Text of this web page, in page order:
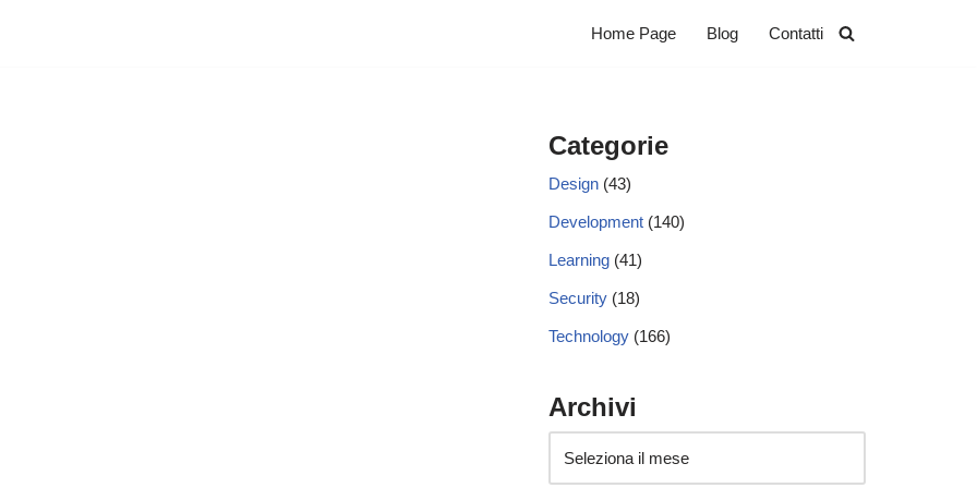
Home Page Blog Contatti
Categorie
Design (43)
Development (140)
Learning (41)
Security (18)
Technology (166)
Archivi